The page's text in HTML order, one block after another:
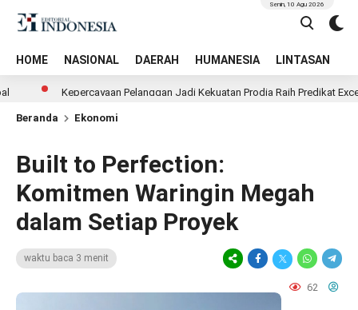
HOME NASIONAL DAERAH HUMANESIA LINTASAN
Senin, 10 Agu 2026
Kepercayaan Pelanggan Jadi Kekuatan Prodia Raih Predikat Excellent di
Beranda Ekonomi
Built to Perfection:
Komitmen Waringin Megah
dalam Setiap Proyek
waktu baca 3 menit
62